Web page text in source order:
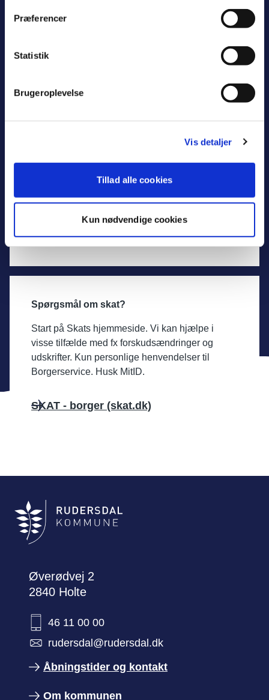
Præferencer
Statistik
Brugeroplevelse
Vis detaljer
Tillad alle cookies
Kun nødvendige cookies
Borgerservice.
Har du mistet dit pas i udlandet, skal du melde
kontakte den danske ambassade/konsulat, som
kan hjælpe dig med et nødpas.
Tidsbestilling
Mistet pas i udlandet
Spørgsmål om skat?
Start på Skats hjemmeside. Vi kan hjælpe i
visse tilfælde med fx forskudsændringer og
udskrifter. Kun personlige henvendelser til
Borgerservice. Husk MitID.
SKAT - borger (skat.dk)
Øverødvej 2
2840 Holte
46 11 00 00
rudersdal@rudersdal.dk
Åbningstider og kontakt
Om kommunen